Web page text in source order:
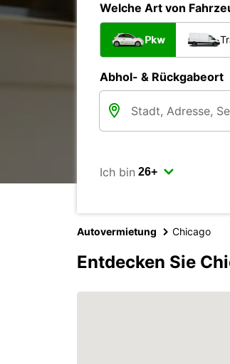
Welche Art von
Pkw
Abhol- & Rückgabeort
Ich bin
Autovermietung Chicago
Entdecken Sie